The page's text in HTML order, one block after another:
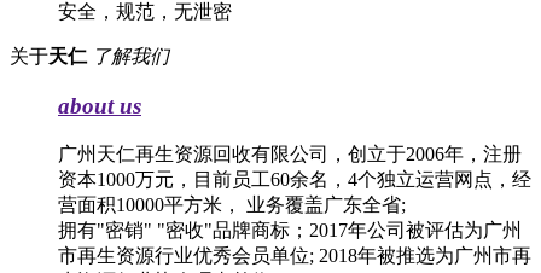
安全，规范，无泄密
关于天仁 了解我们
about us
广州天仁再生资源回收有限公司，创立于2006年，注册
资本1000万元，目前员工60余名，4个独立运营网点，经
营面积10000平方米， 业务覆盖广东全省;
拥有"密销" "密收"品牌商标；2017年公司被评估为广州
市再生资源行业优秀会员单位; 2018年被推选为广州市再